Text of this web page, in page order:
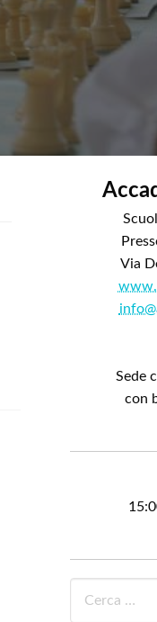
Via
Sede
con